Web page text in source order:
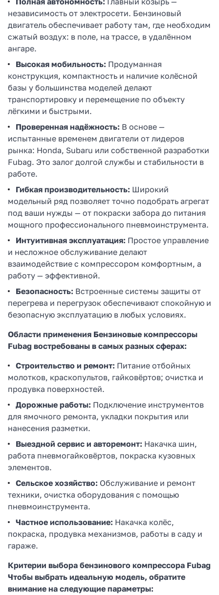
независимость от электросети. Бензиновый
двигатель обеспечивает работу там, где необходим
сжатый воздух: в поле, на трассе, в удалённом
ангаре.
Высокая мобильность: Продуманная
конструкция, компактность и наличие колёсной
базы у большинства моделей делают
транспортировку и перемещение по объекту
лёгкими и быстрыми.
Проверенная надёжность: В основе —
испытанные временем двигатели от лидеров
рынка: Honda, Subaru или собственной разработки
Fubag. Это залог долгой службы и стабильности в
работе.
Гибкая производительность: Широкий
модельный ряд позволяет точно подобрать агрегат
под ваши нужды — от покраски забора до питания
мощного профессионального пневмоинструмента.
Интуитивная эксплуатация: Простое управление
и несложное обслуживание делают
взаимодействие с компрессором комфортным, а
работу — эффективной.
Безопасность: Встроенные системы защиты от
перегрева и перегрузок обеспечивают спокойную и
безопасную эксплуатацию в любых условиях.
Области применения Бензиновые компрессоры
Fubag востребованы в самых разных сферах:
Строительство и ремонт: Питание отбойных
молотков, краскопультов, гайковёртов; очистка и
продувка поверхностей.
Дорожные работы: Подключение инструментов
для ямочного ремонта, укладки покрытия или
нанесения разметки.
Выездной сервис и авторемонт: Накачка шин,
работа пневмогайковёртов, покраска кузовных
элементов.
Сельское хозяйство: Обслуживание и ремонт
техники, очистка оборудования с помощью
пневмоинструмента.
Частное использование: Накачка колёс,
покраска, продувка механизмов, работы в саду и
гараже.
Критерии выбора бензинового компрессора Fubag
Чтобы выбрать идеальную модель, обратите
внимание на следующие параметры: